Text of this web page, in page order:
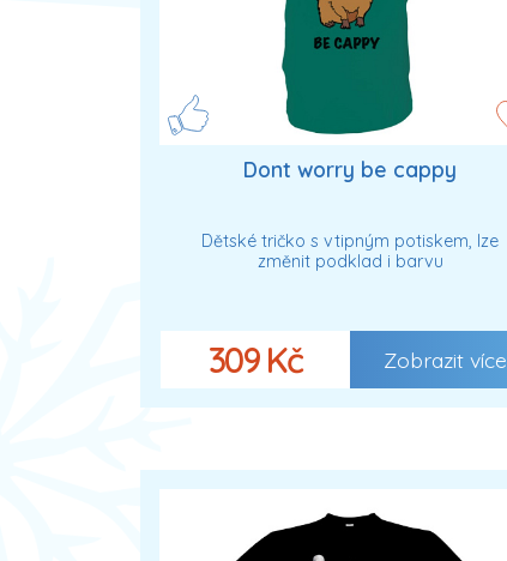
Dont worry be cappy
Dětské tričko s vtipným potiskem, lze
změnit podklad i barvu
309 Kč Zobrazit více